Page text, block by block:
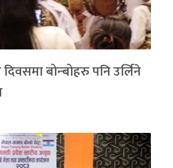
बोन्बोहरु पनि उर्लिने